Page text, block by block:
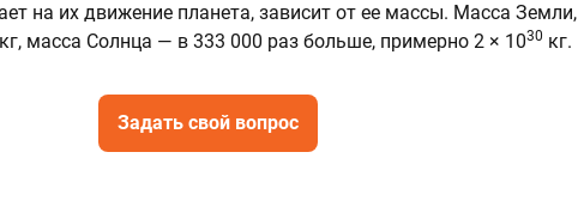
на их движение планета, зависит от ее массы. Масса Земли,
кг, масса Солнца — в 333 000 раз больше, примерно 2 × 1030 кг.
Задать свой вопрос